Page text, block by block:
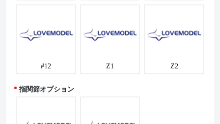
#12 Z1 Z2
指関節オプション